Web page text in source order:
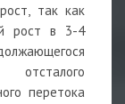
так как
рост в 3-4
отсталого
перетока